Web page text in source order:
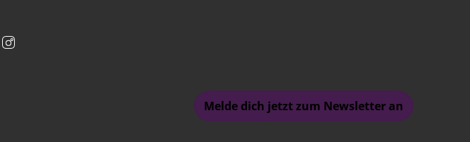
Melde dich jetzt zum Newsletter an